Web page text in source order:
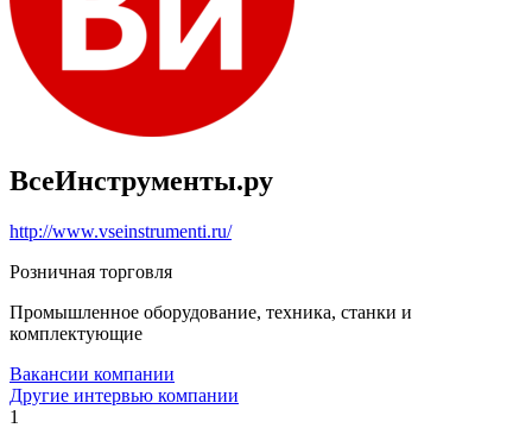
ВсеИнструменты.ру
http://www.vseinstrumenti.ru/
Розничная торговля
Промышленное оборудование, техника, станки и
комплектующие
Вакансии компании
Другие интервью компании
1